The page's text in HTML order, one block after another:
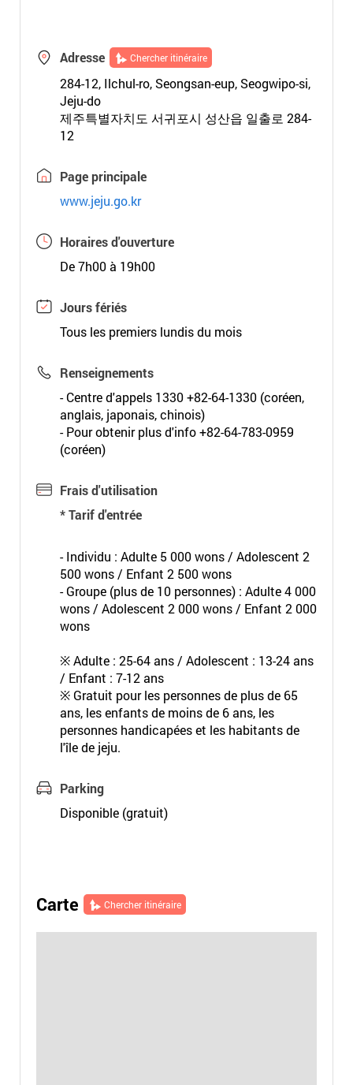
Adresse Chercher itinéraire
284-12, Ilchul-ro, Seongsan-eup, Seogwipo-si,
Jeju-do
제주특별자치도 서귀포시 성산읍 일출로 284-
12
Page principale
www.jeju.go.kr
Horaires d'ouverture
De 7h00 à 19h00
Jours fériés
Tous les premiers lundis du mois
Renseignements
- Centre d'appels 1330 +82-64-1330 (coréen,
anglais, japonais, chinois)
- Pour obtenir plus d'info +82-64-783-0959
(coréen)
Frais d'utilisation
* Tarif d'entrée
- Individu : Adulte 5 000 wons / Adolescent 2
500 wons / Enfant 2 500 wons
- Groupe (plus de 10 personnes) : Adulte 4 000
wons / Adolescent 2 000 wons / Enfant 2 000
wons
※ Adulte : 25-64 ans / Adolescent : 13-24 ans
/ Enfant : 7-12 ans
※ Gratuit pour les personnes de plus de 65
ans, les enfants de moins de 6 ans, les
personnes handicapées et les habitants de
l'île de jeju.
Parking
Disponible (gratuit)
Carte Chercher itinéraire